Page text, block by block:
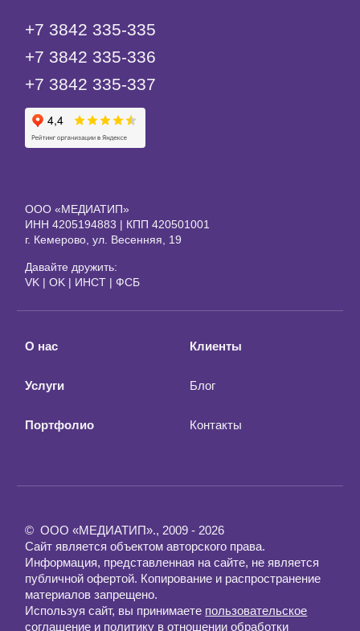
+7 3842 335‑335
+7 3842 335‑336
+7 3842 335‑337
ООО «МЕДИАТИП»
ИНН 4205194883 | КПП 420501001
г. Кемерово, ул. Весенняя, 19
Давайте дружить:
VK |OK | ИНСТ |ФСБ
О нас
Услуги
Портфолио
Клиенты
Блог
Контакты
© ООО «МЕДИАТИП»., 2009 - 2026
Сайт является объектом авторского права.
Информация, представленная на сайте, не является
публичной офертой. Копирование и распространение
материалов запрещено.
Используя сайт, вы принимаете пользовательское
соглашение и политику в отношении обработки